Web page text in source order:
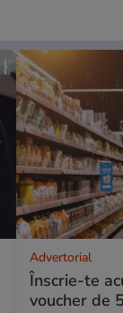
Advertorial
Înscrie-te
voucher de